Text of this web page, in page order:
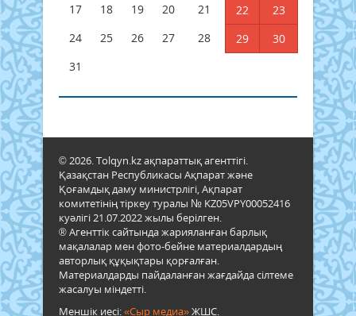
17
18 19 20 21 22
23
24
25 26 27 28 29
30
31
© 2026. Tolqyn.kz ақпараттық агенттігі.
Қазақстан Республикасы Ақпарат және
Қоғамдық даму министрлігі, Ақпарат
комитетінің тіркеу туралы № KZ05VPY00052416
куәлігі 21.07.2022 жылы берілген.
® Агенттік сайтында жарияланған барлық
мақалалар мен фото-бейне материалдардың
авторлық құқықтары қорғалған.
Материалдарды пайдаланған жағдайда сілтеме
жасалуы міндетті.
Меншік иесі:«Сыр медиа»ЖШС.